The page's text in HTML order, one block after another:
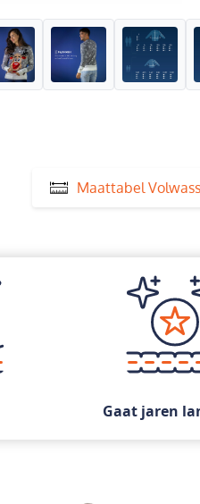
Maattabel
Gaat jaren